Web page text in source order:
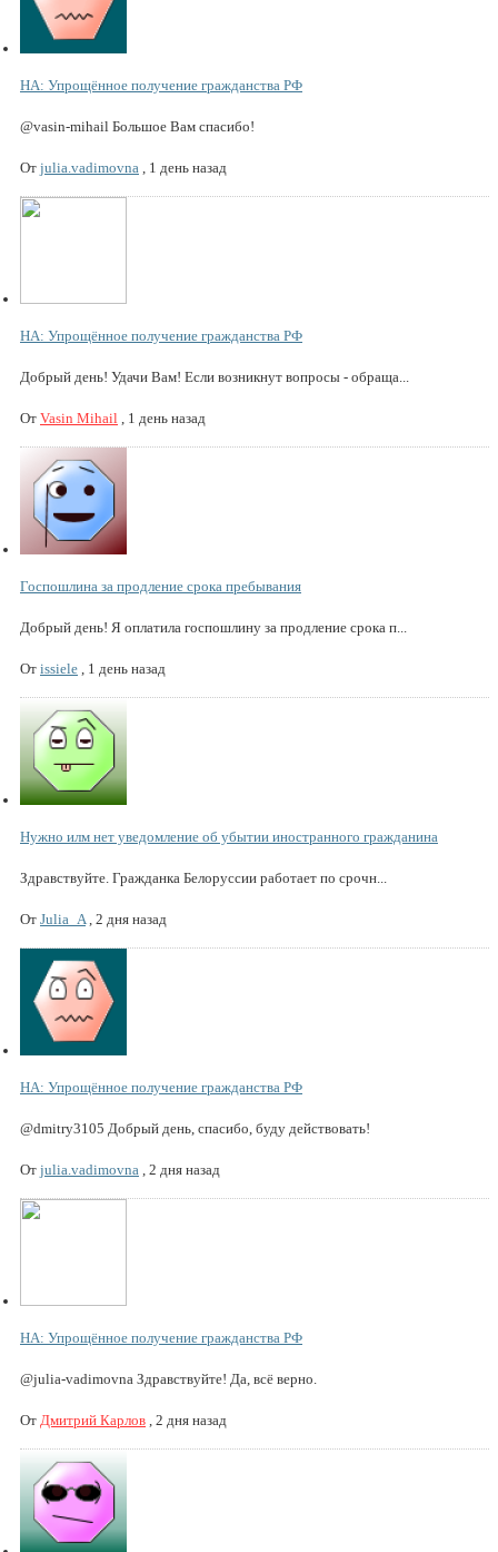
НА: Упрощённое получение гражданства РФ
@vasin-mihail Большое Вам спасибо!
От julia.vadimovna , 1 день назад
НА: Упрощённое получение гражданства РФ
Добрый день! Удачи Вам! Если возникнут вопросы - обраща...
От Vasin Mihail , 1 день назад
Госпошлина за продление срока пребывания
Добрый день! Я оплатила госпошлину за продление срока п...
От issiele , 1 день назад
Нужно илм нет уведомление об убытии иностранного гражданина
Здравствуйте. Гражданка Белоруссии работает по срочн...
От Julia_A, 2 дня назад
НА: Упрощённое получение гражданства РФ
@dmitry3105 Добрый день, спасибо, буду действовать!
От julia.vadimovna , 2 дня назад
НА: Упрощённое получение гражданства РФ
@julia-vadimovna Здравствуйте! Да, всё верно.
От Дмитрий Карлов , 2 дня назад